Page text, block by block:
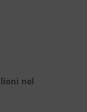
nel